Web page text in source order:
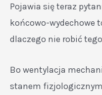
Pojawia się teraz
końcowo-wydechowe
dlaczego nie robić
Bo wentylacja
stanem